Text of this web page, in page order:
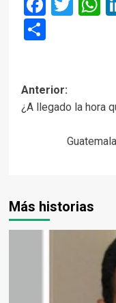
de
entradas
Anterior:
¿A llegado la hora
Más historias